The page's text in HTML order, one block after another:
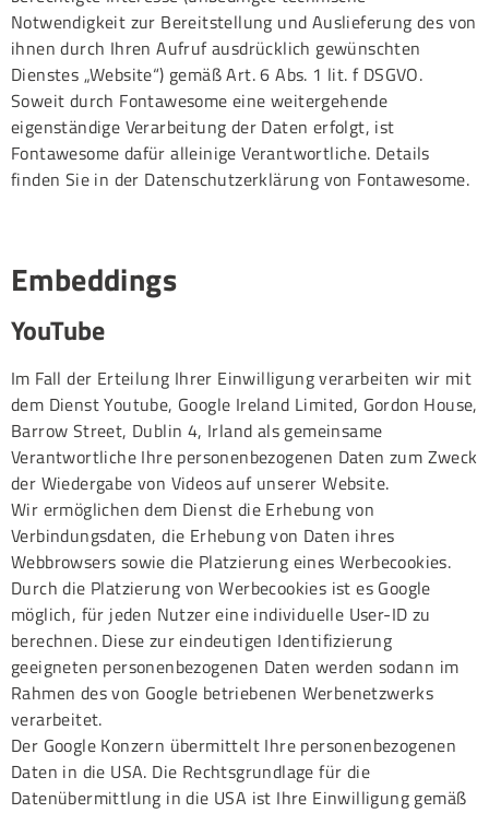
Notwendigkeit zur Bereitstellung und Auslieferung des von
ihnen durch Ihren Aufruf ausdrücklich gewünschten
Dienstes „Website“) gemäß Art. 6 Abs. 1 lit. f DSGVO.
Soweit durch Fontawesome eine weitergehende
eigenständige Verarbeitung der Daten erfolgt, ist
Fontawesome dafür alleinige Verantwortliche. Details
finden Sie in der Datenschutzerklärung von Fontawesome.
Embeddings
YouTube
Im Fall der Erteilung Ihrer Einwilligung verarbeiten wir mit
dem Dienst Youtube, Google Ireland Limited, Gordon House,
Barrow Street, Dublin 4, Irland als gemeinsame
Verantwortliche Ihre personenbezogenen Daten zum Zweck
der Wiedergabe von Videos auf unserer Website.
Wir ermöglichen dem Dienst die Erhebung von
Verbindungsdaten, die Erhebung von Daten ihres
Webbrowsers sowie die Platzierung eines Werbecookies.
Durch die Platzierung von Werbecookies ist es Google
möglich, für jeden Nutzer eine individuelle User-ID zu
berechnen. Diese zur eindeutigen Identifizierung
geeigneten personenbezogenen Daten werden sodann im
Rahmen des von Google betriebenen Werbenetzwerks
verarbeitet.
Der Google Konzern übermittelt Ihre personenbezogenen
Daten in die USA. Die Rechtsgrundlage für die
Datenübermittlung in die USA ist Ihre Einwilligung gemäß